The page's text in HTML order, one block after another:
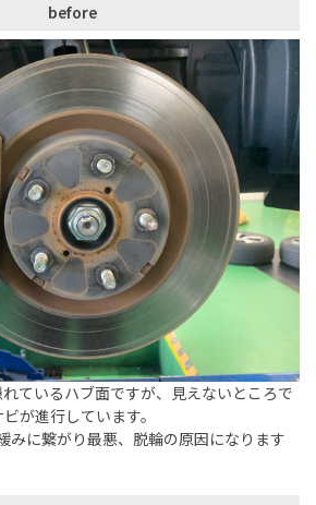
before
ているハブ面ですが、見えないところで
ビが進行しています。
みに繋がり最悪、脱輪の原因になります